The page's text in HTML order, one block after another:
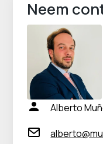
Neem
Alberto